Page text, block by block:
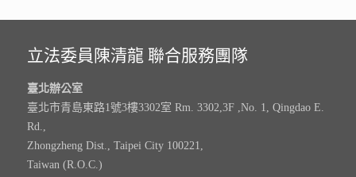
立法委員陳清龍 聯合服務團隊
臺北辦公室
臺北市青島東路1號3樓3302室 Rm. 3302,3F ,No. 1, Qingdao E.
Rd.,
Zhongzheng Dist., Taipei City 100221,
Taiwan (R.O.C.)